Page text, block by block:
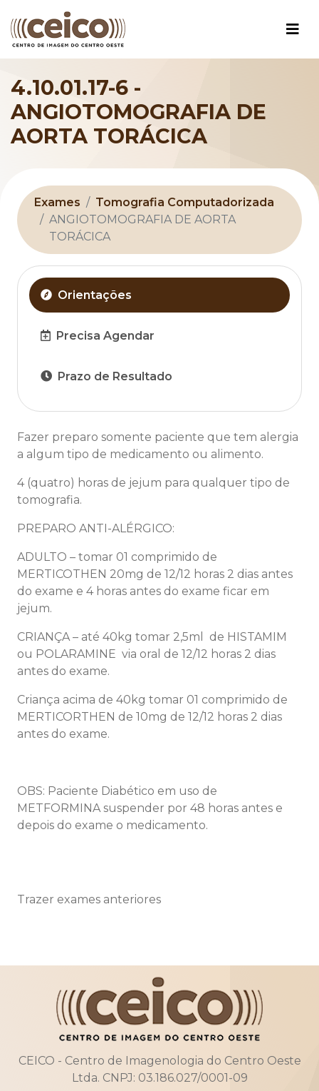
4.10.01.17-6 -
ANGIOTOMOGRAFIA DE
AORTA TORÁCICA
Exames
Tomografia Computadorizada
ANGIOTOMOGRAFIA DE AORTA
TORÁCICA
Orientações
Precisa Agendar
Prazo de Resultado
Fazer preparo somente paciente que tem alergia
a algum tipo de medicamento ou alimento.
4 (quatro) horas de jejum para qualquer tipo de
tomografia.
PREPARO ANTI-ALÉRGICO:
ADULTO – tomar 01 comprimido de
MERTICOTHEN 20mg de 12/12 horas 2 dias antes
do exame e 4 horas antes do exame ficar em
jejum.
CRIANÇA – até 40kg tomar 2,5ml de HISTAMIM
ou POLARAMINE via oral de 12/12 horas 2 dias
antes do exame.
Criança acima de 40kg tomar 01 comprimido de
MERTICORTHEN de 10mg de 12/12 horas 2 dias
antes do exame.
OBS: Paciente Diabético em uso de
METFORMINA suspender por 48 horas antes e
depois do exame o medicamento.
Trazer exames anteriores
CEICO - Centro de Imagenologia do Centro Oeste
Ltda. CNPJ: 03.186.027/0001-09